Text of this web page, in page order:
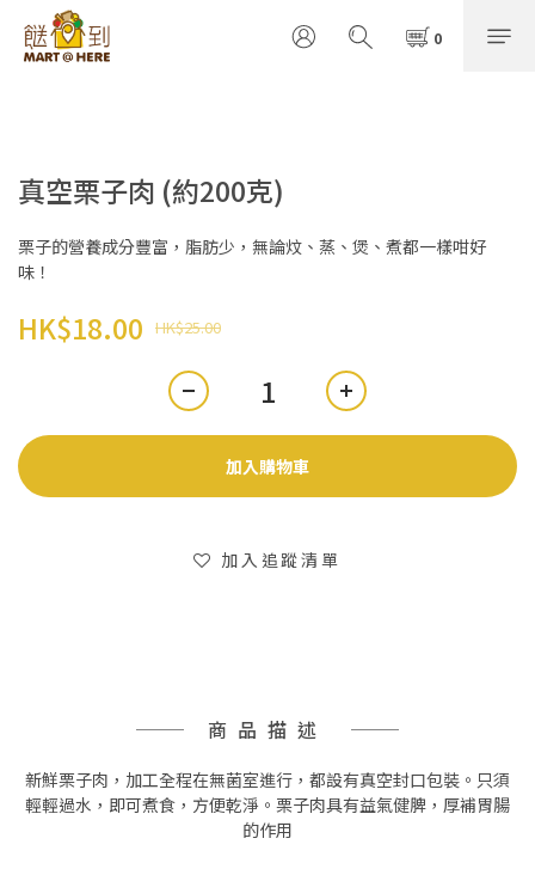
真空栗子肉 (約200克)
栗子的營養成分豐富，脂肪少，無論炆、蒸、煲、煮都一樣咁好
味！
HK$25.00
HK$18.00
加入購物車
加入追蹤清單
商品描述
新鮮栗子肉，加工全程在無菌室進行，都設有真空封口包裝。只須
輕輕過水，即可煮食，方便乾淨。栗子肉具有益氣健脾，厚補胃腸
的作用